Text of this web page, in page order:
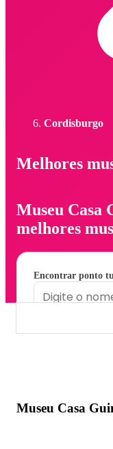
Cordisburgo
Melhores
Museu Casa
melhores
Encontrar ponto
Museu Casa